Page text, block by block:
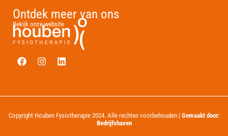
Ontdek meer van ons
Bekijk onze website
Copyright Houben Fysiotherapie 2024. Alle rechten voorbehouden | Gemaakt door:
Bedrijfshaven